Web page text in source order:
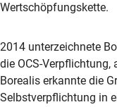
Wertschöpfungskette.
2014 unterzeichnete
die OCS-Verpflichtung,
Borealis erkannte die
Selbstverpflichtung in